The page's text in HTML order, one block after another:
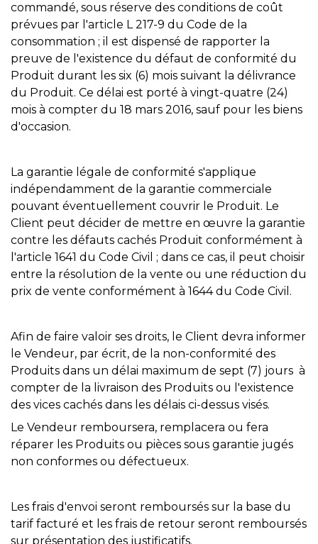
commandé, sous réserve des conditions de coût
prévues par l'article L 217-9 du Code de la
consommation ; il est dispensé de rapporter la
preuve de l'existence du défaut de conformité du
Produit durant les six (6) mois suivant la délivrance
du Produit. Ce délai est porté à vingt-quatre (24)
mois à compter du 18 mars 2016, sauf pour les biens
d'occasion.
La garantie légale de conformité s'applique
indépendamment de la garantie commerciale
pouvant éventuellement couvrir le Produit. Le
Client peut décider de mettre en œuvre la garantie
contre les défauts cachés Produit conformément à
l'article 1641 du Code Civil ; dans ce cas, il peut choisir
entre la résolution de la vente ou une réduction du
prix de vente conformément à 1644 du Code Civil.
Afin de faire valoir ses droits, le Client devra informer
le Vendeur, par écrit, de la non-conformité des
Produits dans un délai maximum de sept (7) jours à
compter de la livraison des Produits ou l'existence
des vices cachés dans les délais ci-dessus visés.
Le Vendeur remboursera, remplacera ou fera
réparer les Produits ou pièces sous garantie jugés
non conformes ou défectueux.
Les frais d'envoi seront remboursés sur la base du
tarif facturé et les frais de retour seront remboursés
sur présentation des justificatifs.